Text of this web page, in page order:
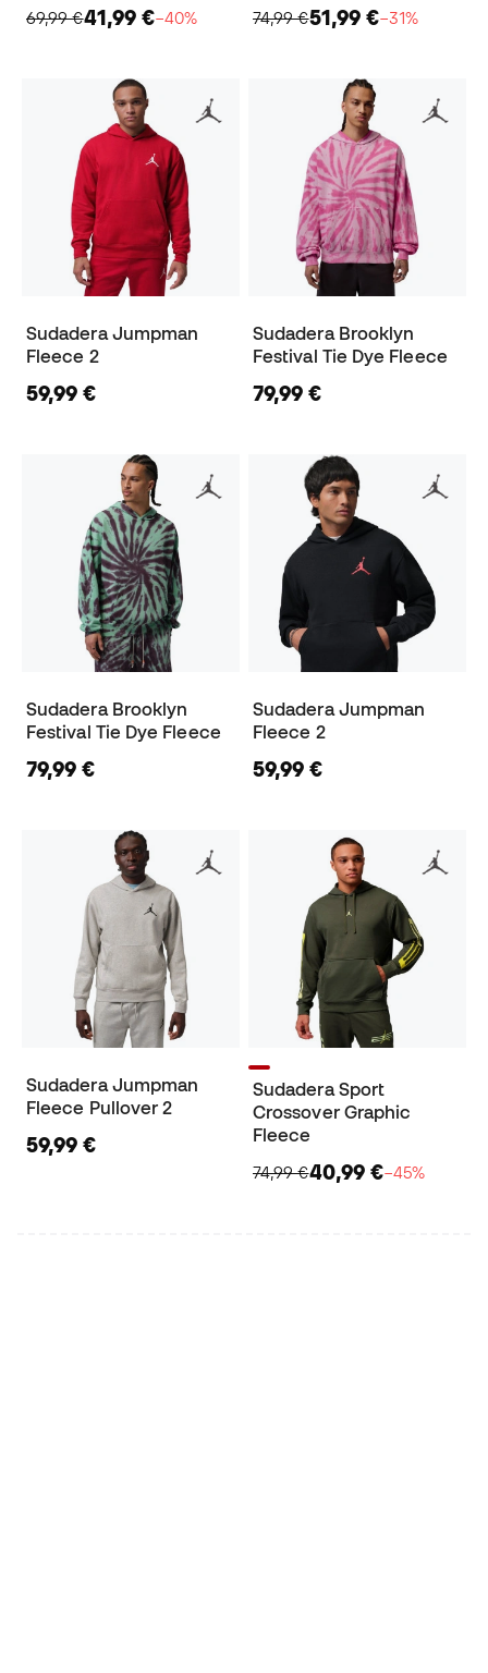
69,99 €41,99 €−40%
74,99 €51,99 €−31%
Sudadera Jumpman
Fleece 2
59,99 €
Sudadera Brooklyn
Festival Tie Dye Fleece
79,99 €
Sudadera Brooklyn
Festival Tie Dye Fleece
79,99 €
Sudadera Jumpman
Fleece 2
59,99 €
Sudadera Jumpman
Fleece Pullover 2
59,99 €
Sudadera Sport
Crossover Graphic
Fleece
74,99 €40,99 €−45%